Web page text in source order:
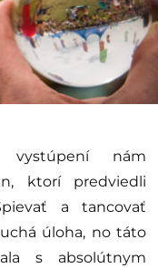
vystúpení nám
ktorí predviedli
a tancovať
úloha, no táto
s absolútnym